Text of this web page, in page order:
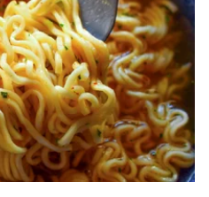
UTAZÁS
DESIGN
ARCOK
TÖRTÉNETEK